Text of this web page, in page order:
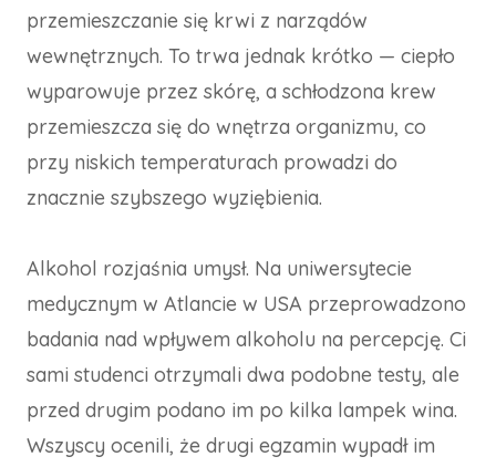
przemieszczanie się krwi z narządów
wewnętrznych. To trwa jednak krótko — ciepło
wyparowuje przez skórę, a schłodzona krew
przemieszcza się do wnętrza organizmu, co
przy niskich temperaturach prowadzi do
znacznie szybszego wyziębienia.
Alkohol rozjaśnia umysł. Na uniwersytecie
medycznym w Atlancie w USA przeprowadzono
badania nad wpływem alkoholu na percepcję. Ci
sami studenci otrzymali dwa podobne testy, ale
przed drugim podano im po kilka lampek wina.
Wszyscy ocenili, że drugi egzamin wypadł im